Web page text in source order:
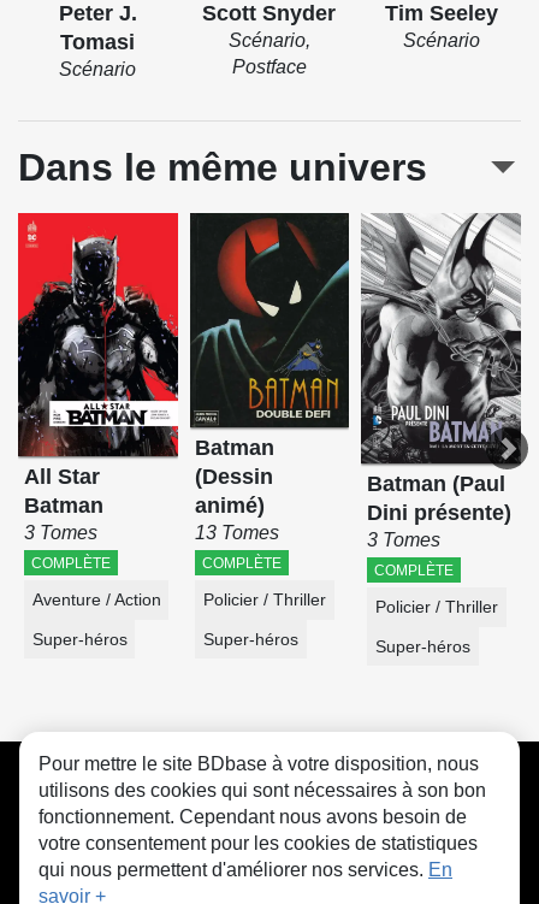
Peter J.
Tomasi
Scénario
Scott Snyder
Scénario,
Postface
Tim Seeley
Scénario
Dans le même univers
All Star
Batman
3 Tomes
COMPLÈTE
Aventure / Action
Super-héros
Batman
(Dessin
animé)
13 Tomes
COMPLÈTE
Policier / Thriller
Super-héros
Batman (Paul
Dini présente)
3 Tomes
COMPLÈTE
Policier / Thriller
Super-héros
CGU FAQ Contact Cookies
Pour mettre le site BDbase à votre disposition, nous
utilisons des cookies qui sont nécessaires à son bon
fonctionnement. Cependant nous avons besoin de
votre consentement pour les cookies de statistiques
qui nous permettent d'améliorer nos services. En
savoir +